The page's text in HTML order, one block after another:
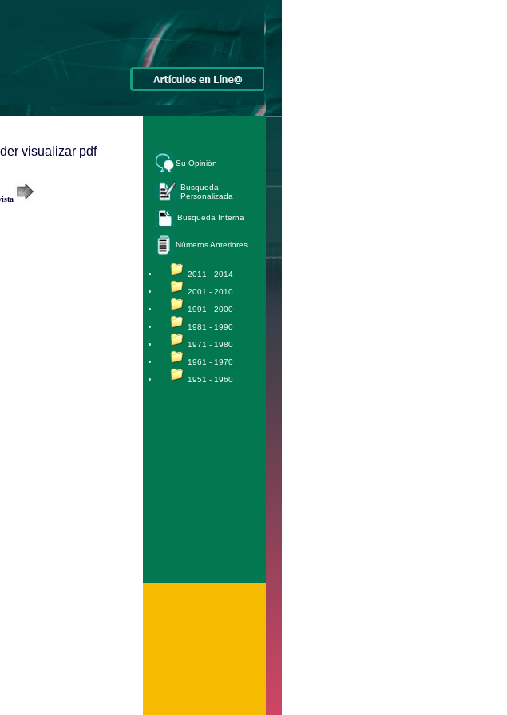
visualizar pdf
Su Opinión
Busqueda
Personalizada
Busqueda Interna
Números Anteriores
2011 - 2014
2001 - 2010
1991 - 2000
1981 - 1990
1971 - 1980
1961 - 1970
1951 - 1960